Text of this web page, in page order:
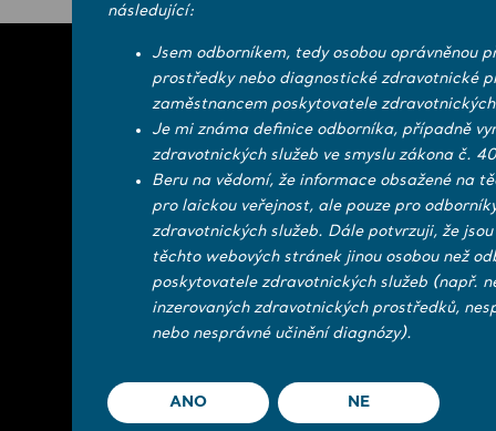
následující:
Jsem odborníkem, tedy osobou oprávněnou
prostředky nebo diagnostické zdravotnické
zaměstnancem poskytovatele
Je mi známa definice odborníka, případně
zdravotnických služeb ve smyslu zákona č.
Beru na vědomí, že informace obsažené na
pro laickou veřejnost, ale pouze pro
zdravotnických služeb. Dále potvrzuji, že
těchto webových stránek jinou osobou než
poskytovatele zdravotnických služeb (např.
inzerovaných zdravotnických prostředků,
nebo nesprávné učinění diagnózy).
ANO NE